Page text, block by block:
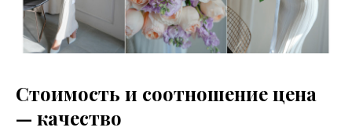
Стоимость и соотношение цена
— качество